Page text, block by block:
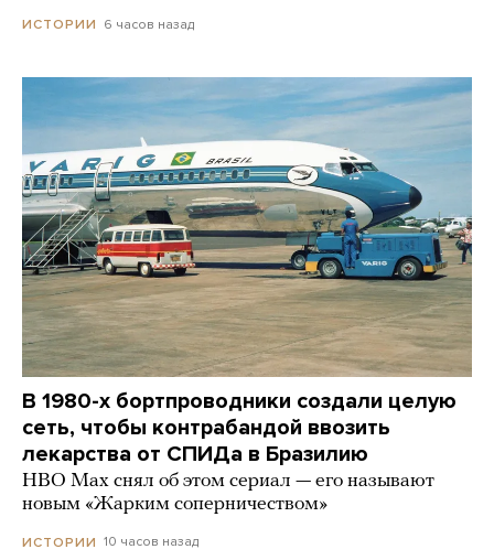
ИСТОРИИ 6 часов назад
В 1980-х бортпроводники создали целую
сеть, чтобы контрабандой ввозить
лекарства от СПИДа в Бразилию
HBO Max снял об этом сериал — его называют
новым «Жарким соперничеством»
ИСТОРИИ 10 часов назад